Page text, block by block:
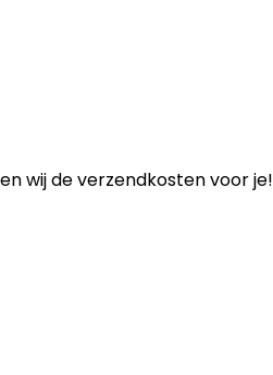
wij de verzendkosten voor je!